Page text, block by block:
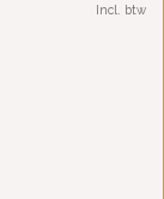
Incl. btw